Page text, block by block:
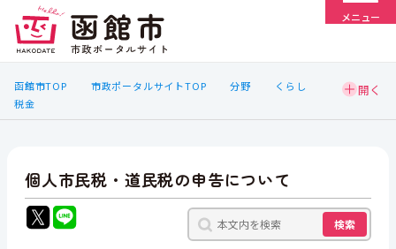
メニュー
函館市TOP 市政ポータルサイトTOP 分野
くらし
税金
個人市民税・道民税の申告について
検索